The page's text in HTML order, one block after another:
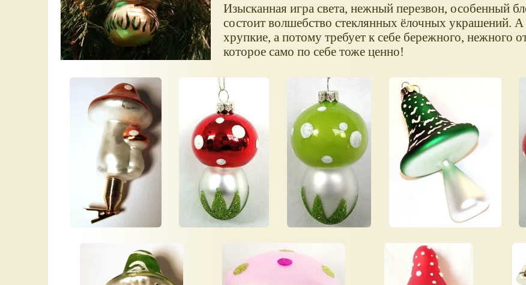
Изысканная игра света, нежный перезвон, особенный
состоит волшебство стеклянных ёлочных украшений.
хрупкие, а потому требует к себе бережного, нежного
которое само по себе тоже ценно!